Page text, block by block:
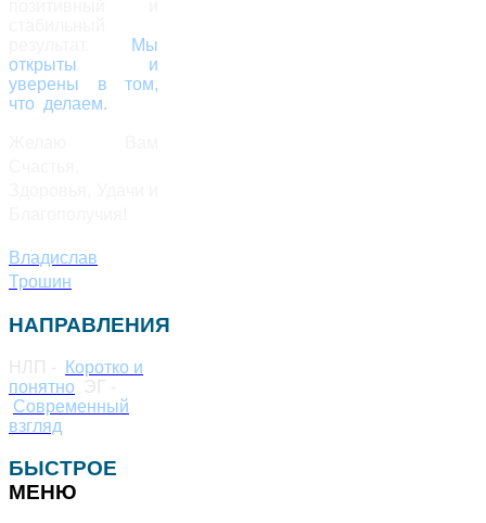
Мы
открыты и
уверены в том,
что делаем.
Владислав
Трошин
НАПРАВЛЕНИЯ
НЛП -
Коротко и
понятно
ЭГ -
Современный
взгляд
БЫСТРОЕ
МЕНЮ